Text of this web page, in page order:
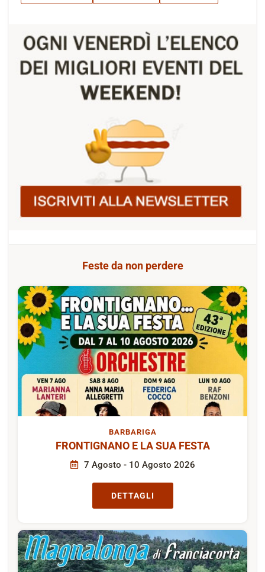
Feste da non perdere
BARBARIGA
FRONTIGNANO E LA SUA FESTA
7 Agosto - 10 Agosto 2026
DETTAGLI